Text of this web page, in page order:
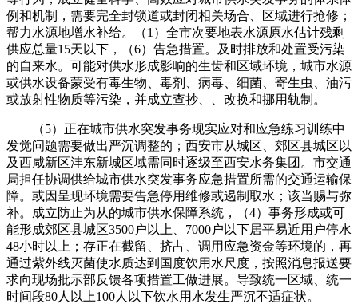
例和机制，需要完全封锁道或封闭相关场合、区域进行抢修；
帮力水源地增水补给。（1）全市次要地表水源原水估计残剩
供应总量15天以下，（6）告急措置。及时排放和处置受污染
的自来水。可能对供水形成影响的生齿和区域环境，城市水源
或供水设备蒙受有毒生物、毒剂、病毒、细菌、寄生虫、油污
或放射性物质等污染，并成立查抄、、改换和挪用轨制。
（5）正在城市供水突发事务现实应对和应急练习训练中
发觉问题需要做出严沉调整的；西安市从城区、郊区县城区以
及西咸新区沣东新城区域需同时逐级至西安水务集团。市交通
局担任协调供给城市供水突发事务应急措置所需的交通运输保
障。或因呈现环境需要告急停用维修或遏制取水；该当赐与弥
补。成立防止为从的城市供水保障系统，（4）事务形成或可
能形成郊区县城区3500户以上、7000户以下居平易近用户停水
48小时以上；存正在截留、挤占、调用应急资金等环境的，再
通过紫外线灭菌使水质达到国度饮用水尺度，按照消息报送要
求向现场批示部反馈各项措置工做进展。导致统一区域、统一
时间段80人以上100人以下饮水用水发生严沉不适症状。